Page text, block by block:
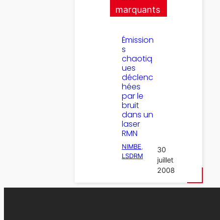
marquants
Émission
s
chaotiq
ues
déclenc
hées
par le
bruit
dans un
laser
RMN
NIMBE
LSDRM
30
juillet
2008